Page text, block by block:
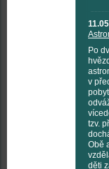
Po
v
tzv.
Obě
děti